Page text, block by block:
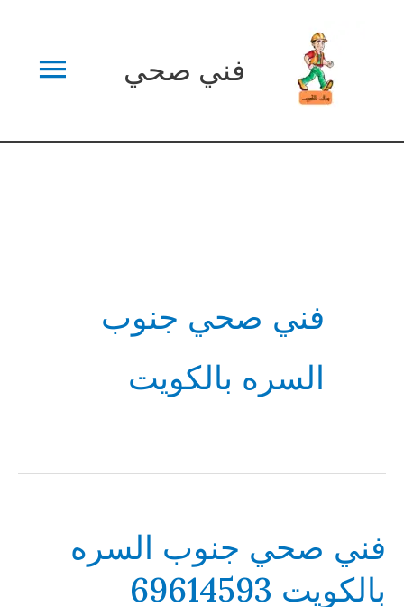
فني صحي
فني صحي جنوب
السره بالكويت
فني صحي جنوب السره
بالكويت 69614593